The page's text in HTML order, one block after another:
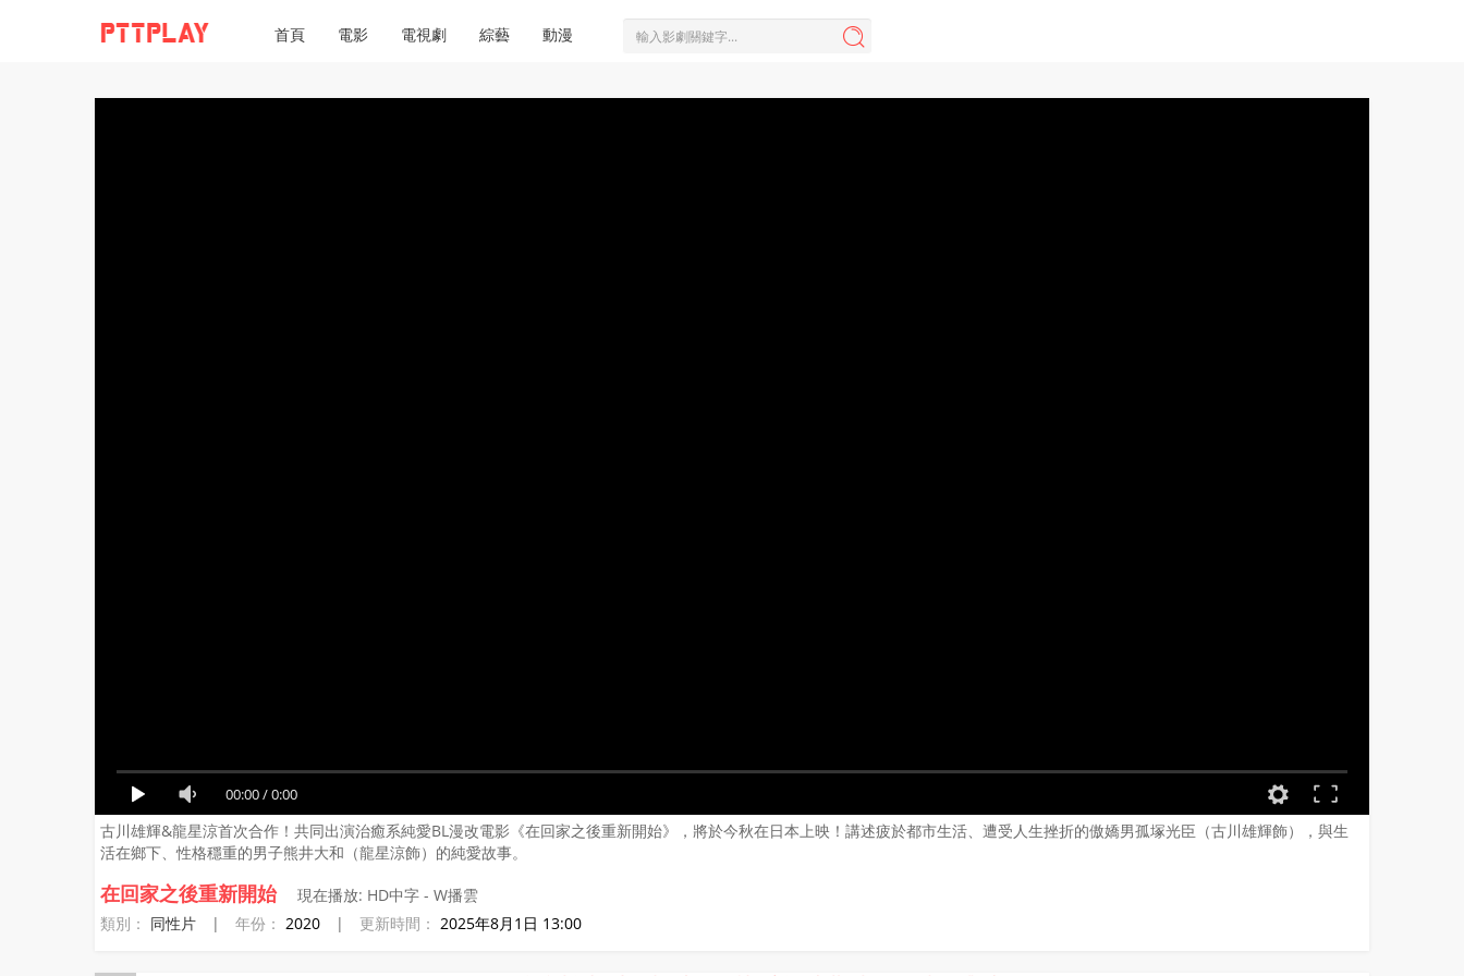
首頁 電影 電視劇 綜藝 動漫 
00:00/0:00
古川雄輝&龍星涼首次合作！共同出演治癒系純愛BL漫改電影《在回家之後重新開始》，將於今秋在日本上映！講述疲於都市生活、遭受人生挫折的傲嬌男孤塚光臣（古川雄輝飾），與生
活在鄉下、性格穩重的男子熊井大和（龍星涼飾）的純愛故事。
在回家之後重新開始 現在播放: HD中字 - W播雲
類別： 同性片 | 年份： 2020 | 更新時間： 2025年8月1日 13:00